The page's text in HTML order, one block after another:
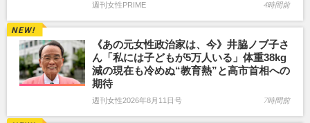
週刊女性PRIME 4時間前
《あの元女性政治家は、今》井脇ノブ子さ
ん「私には子どもが5万人いる」体重38kg
減の現在も冷めぬ“教育熱”と高市首相への
期待
週刊女性2026年8月11日号 7時間前